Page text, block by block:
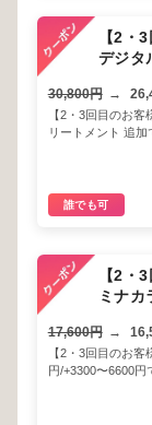
【2・
デジタ
30,800円 →
【2・3回目のお
リートメント 追
誰でも可
【2・
ミナカ
17,600円 →
【2・3回目のお
円/+3300〜6600